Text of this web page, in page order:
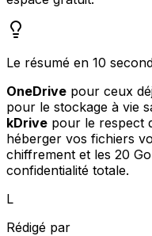
Le résumé en 10
OneDrive pour ceux
pour le stockage à vie
kDrive pour le respect
héberger vos fichiers
chiffrement et les 20
confidentialité totale.
L
Rédigé par